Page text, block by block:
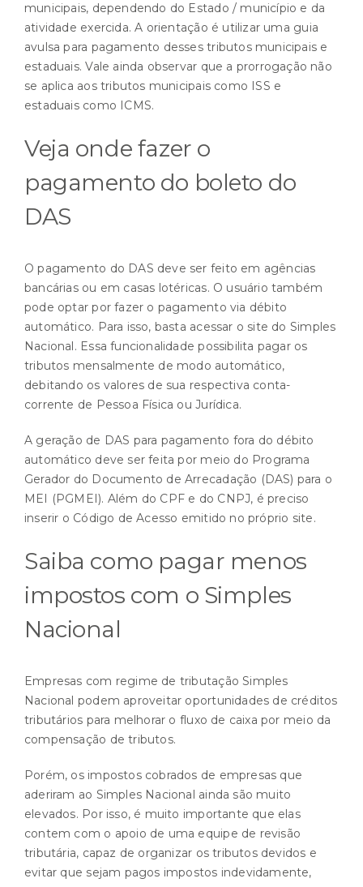
municipais, dependendo do Estado / município e da
atividade exercida. A orientação é utilizar uma guia
avulsa para pagamento desses tributos municipais e
estaduais. Vale ainda observar que a prorrogação não
se aplica aos tributos municipais como ISS e
estaduais como ICMS.
Veja onde fazer o
pagamento do boleto do
DAS
O pagamento do DAS deve ser feito em agências
bancárias ou em casas lotéricas. O usuário também
pode optar por fazer o pagamento via débito
automático. Para isso, basta acessar o site do Simples
Nacional. Essa funcionalidade possibilita pagar os
tributos mensalmente de modo automático,
debitando os valores de sua respectiva conta-
corrente de Pessoa Física ou Jurídica.
A geração de DAS para pagamento fora do débito
automático deve ser feita por meio do Programa
Gerador do Documento de Arrecadação (DAS) para o
MEI (PGMEI). Além do CPF e do CNPJ, é preciso
inserir o Código de Acesso emitido no próprio site.
Saiba como pagar menos
impostos com o Simples
Nacional
Empresas com regime de tributação Simples
Nacional podem aproveitar oportunidades de créditos
tributários para melhorar o fluxo de caixa por meio da
compensação de tributos.
Porém, os impostos cobrados de empresas que
aderiram ao Simples Nacional ainda são muito
elevados. Por isso, é muito importante que elas
contem com o apoio de uma equipe de revisão
tributária, capaz de organizar os tributos devidos e
evitar que sejam pagos impostos indevidamente,